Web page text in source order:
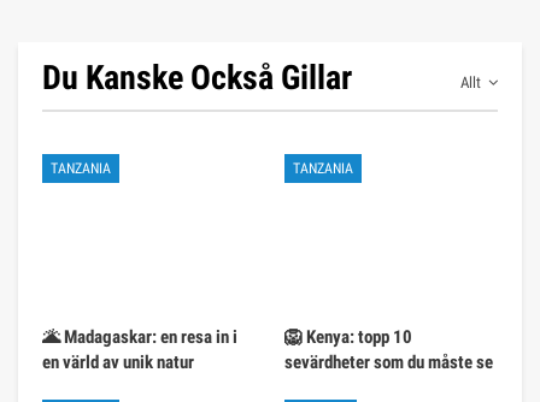
Allt
Du Kanske Också Gillar
TANZANIA
🌋 Madagaskar: en resa in i
en värld av unik natur
TANZANIA
🦁 Kenya: topp 10
sevärdheter som du måste se